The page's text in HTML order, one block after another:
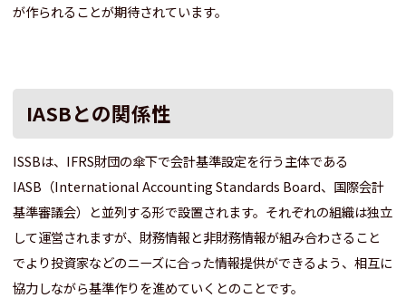
が作られることが期待されています。
IASBとの関係性
ISSBは、IFRS財団の傘下で会計基準設定を行う主体である
IASB（International Accounting Standards Board、国際会計
基準審議会）と並列する形で設置されます。それぞれの組織は独立
して運営されますが、財務情報と非財務情報が組み合わさること
でより投資家などのニーズに合った情報提供ができるよう、相互に
協力しながら基準作りを進めていくとのことです。